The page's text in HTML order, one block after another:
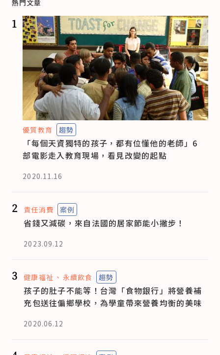
熱門文章
1
優質教育 趨勢
「每個天資獨特的孩子，都有位懂他的老師」6
部電影走入教育現場，看見改變的起點
2020.11.16
2 責任消費 案例
省錢又減碳，來自法國的居家節能小撇步！
2023.09.12
3 健康福祉 永續飲食 趨勢
孩子的肚子不能等！台灣「食物銀行」將營養補
充包送往偏鄉學校，為學童帶來營養均衡的美味
2020.06.12